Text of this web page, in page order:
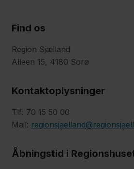
Find os
Region Sjælland
Alleen 15, 4180 Sorø
Kontaktoplysninger
Tlf: 70 15 50 00
Mail:
Åbningstid i